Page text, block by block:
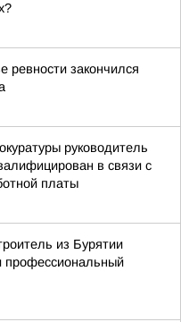
ревности закончился
руководитель
в связи с
платы
из Бурятии
профессиональный